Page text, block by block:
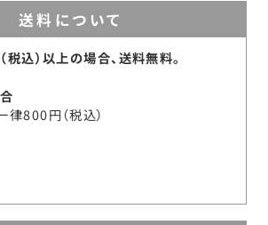
送料について
込）以上の場合、送料無料。
律800円（税込）